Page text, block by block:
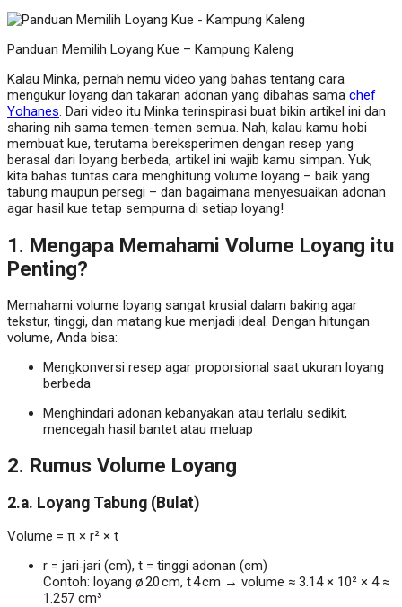
Panduan Memilih Loyang Kue – Kampung Kaleng
Kalau Minka, pernah nemu video yang bahas tentang cara
mengukur loyang dan takaran adonan yang dibahas sama chef
Yohanes. Dari video itu Minka terinspirasi buat bikin artikel ini dan
sharing nih sama temen-temen semua. Nah, kalau kamu hobi
membuat kue, terutama bereksperimen dengan resep yang
berasal dari loyang berbeda, artikel ini wajib kamu simpan. Yuk,
kita bahas tuntas cara menghitung volume loyang – baik yang
tabung maupun persegi – dan bagaimana menyesuaikan adonan
agar hasil kue tetap sempurna di setiap loyang!
1. Mengapa Memahami Volume Loyang itu
Penting?
Memahami volume loyang sangat krusial dalam baking agar
tekstur, tinggi, dan matang kue menjadi ideal. Dengan hitungan
volume, Anda bisa:
Mengkonversi resep agar proporsional saat ukuran loyang
berbeda
Menghindari adonan kebanyakan atau terlalu sedikit,
mencegah hasil bantet atau meluap
2. Rumus Volume Loyang
2.a. Loyang Tabung (Bulat)
Volume = π × r² × t
r = jari‑jari (cm), t = tinggi adonan (cm)
Contoh: loyang ø 20 cm, t 4 cm → volume ≈ 3.14 × 10² × 4 ≈
1.257 cm³